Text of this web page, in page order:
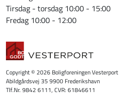
Tirsdag - torsdag 10:00 - 15:00
Fredag 10:00 - 12:00
Copyright © 2026 Boligforeningen Vesterport
Abildgårdsvej 35 9900 Frederikshavn
Tlf.Nr. 9842 6111, CVR: 61846611